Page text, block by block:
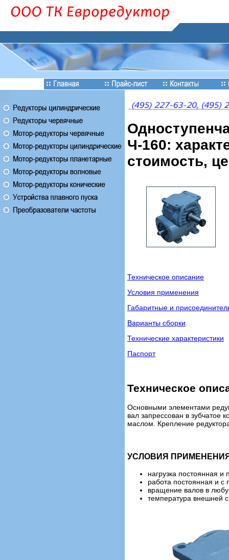
Ч-160:
стоимость,
Техническое описание
Условия применения
Габаритные и
Варианты сборки
Технические характеристики
Паспорт
Техническое
Основными элементами
вал запрессован в зубчатое
маслом. Крепление
УСЛОВИЯ
нагрузка постоянная
работа постоянная и с
вращение валов в
температура внешней